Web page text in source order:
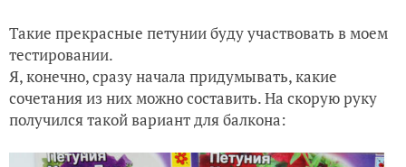
Такие прекрасные петунии буду участвовать в моем
тестировании.
Я, конечно, сразу начала придумывать, какие
сочетания из них можно составить. На скорую руку
получился такой вариант для балкона: